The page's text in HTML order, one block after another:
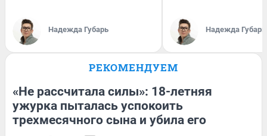
Надежда Губарь Надежда Губарь
РЕКОМЕНДУЕМ
«Не рассчитала силы»: 18-летняя
ужурка пыталась успокоить
трехмесячного сына и убила его